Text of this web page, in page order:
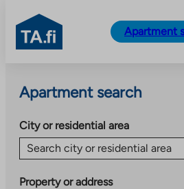
content
TA.fi
Apartment
Apartment search
City or residential area
Search city or residential area
Property or address